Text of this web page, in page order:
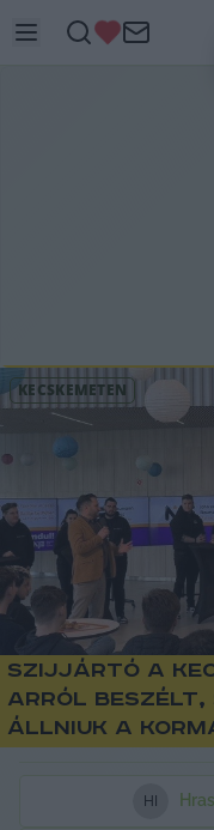
KECSKEMÉTEN
Szijjártó a
arról beszélt,
állniuk a
HI